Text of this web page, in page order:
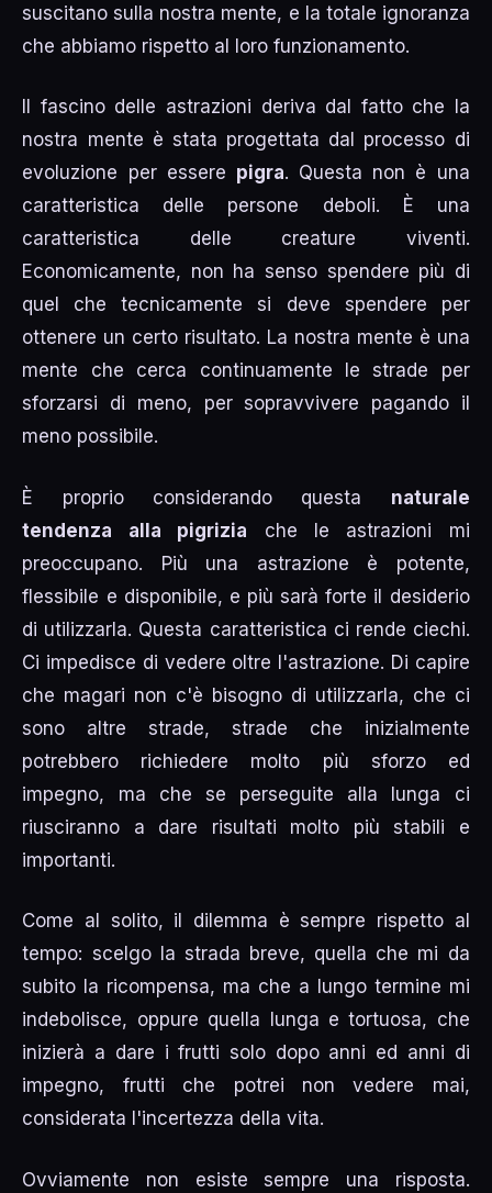
suscitano sulla nostra mente, e la totale ignoranza
che abbiamo rispetto al loro funzionamento.
Il fascino delle astrazioni deriva dal fatto che la
nostra mente è stata progettata dal processo di
evoluzione per essere pigra. Questa non è una
caratteristica delle persone deboli. È una
caratteristica delle creature viventi.
Economicamente, non ha senso spendere più di
quel che tecnicamente si deve spendere per
ottenere un certo risultato. La nostra mente è una
mente che cerca continuamente le strade per
sforzarsi di meno, per sopravvivere pagando il
meno possibile.
È proprio considerando questa naturale
tendenza alla pigrizia che le astrazioni mi
preoccupano. Più una astrazione è potente,
flessibile e disponibile, e più sarà forte il desiderio
di utilizzarla. Questa caratteristica ci rende ciechi.
Ci impedisce di vedere oltre l'astrazione. Di capire
che magari non c'è bisogno di utilizzarla, che ci
sono altre strade, strade che inizialmente
potrebbero richiedere molto più sforzo ed
impegno, ma che se perseguite alla lunga ci
riusciranno a dare risultati molto più stabili e
importanti.
Come al solito, il dilemma è sempre rispetto al
tempo: scelgo la strada breve, quella che mi da
subito la ricompensa, ma che a lungo termine mi
indebolisce, oppure quella lunga e tortuosa, che
inizierà a dare i frutti solo dopo anni ed anni di
impegno, frutti che potrei non vedere mai,
considerata l'incertezza della vita.
Ovviamente non esiste sempre una risposta.